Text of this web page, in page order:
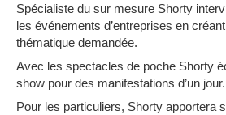
Spécialiste du sur mesure Shorty
les événements d’entreprises en
thématique demandée.
Avec les spectacles de poche Shorty
show pour des manifestations d’un jour.
Pour les particuliers, Shorty apportera